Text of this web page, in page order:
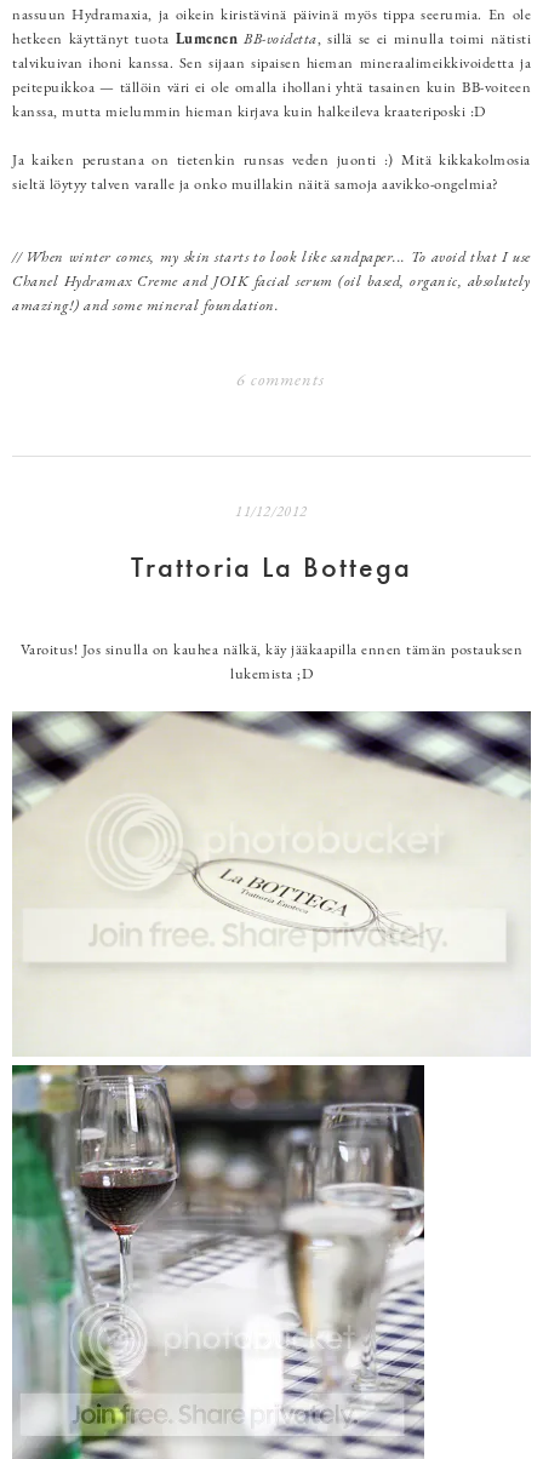
nassuun Hydramaxia, ja oikein kiristävinä päivinä myös tippa seerumia. En ole
hetkeen käyttänyt tuota Lumenen BB-voidetta, sillä se ei minulla toimi nätisti
talvikuivan ihoni kanssa. Sen sijaan sipaisen hieman mineraalimeikkivoidetta ja
peitepuikkoa — tällöin väri ei ole omalla ihollani yhtä tasainen kuin BB-voiteen
kanssa, mutta mielummin hieman kirjava kuin halkeileva kraateriposki :D
Ja kaiken perustana on tietenkin runsas veden juonti :) Mitä kikkakolmosia
sieltä löytyy talven varalle ja onko muillakin näitä samoja aavikko-ongelmia?
// When winter comes, my skin starts to look like sandpaper... To avoid that I use
Chanel Hydramax Creme and JOIK facial serum (oil based, organic, absolutely
amazing!) and some mineral foundation.
6 comments
11/12/2012
Trattoria La Bottega
Varoitus! Jos sinulla on kauhea nälkä, käy jääkaapilla ennen tämän postauksen
lukemista ;D